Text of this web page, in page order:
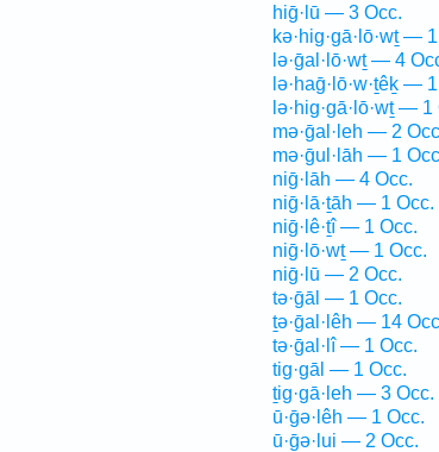
hiḡ·lū — 3 Occ.
kə·hig·gā·lō·wṯ —
lə·ḡal·lō·wṯ — 4
lə·haḡ·lō·w·ṯêḵ —
lə·hig·gā·lō·wṯ — 1
mə·ḡal·leh — 2
mə·ḡul·lāh — 1
niḡ·lāh — 4 Occ.
niḡ·lā·ṯāh — 1 Occ.
niḡ·lê·ṯî — 1 Occ.
niḡ·lō·wṯ — 1 Occ.
niḡ·lū — 2 Occ.
tə·ḡāl — 1 Occ.
ṯə·ḡal·lêh — 14
tə·ḡal·lî — 1 Occ.
tig·gāl — 1 Occ.
ṯig·gā·leh — 3 Occ.
ū·ḡə·lêh — 1 Occ.
ū·ḡə·lui — 2 Occ.